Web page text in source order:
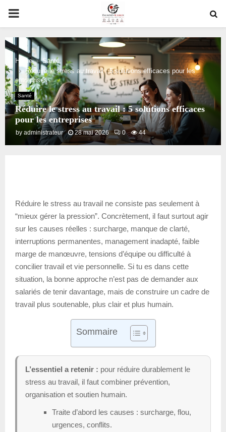
PRIMARY
MENU
Home
Santé
Réduire le stress au travail : 5 solutions efficaces pour les
entreprises
Santé
Réduire le stress au travail : 5 solutions efficaces
pour les entreprises
by administrateur 28 mai 2026 0 44
Réduire le stress au travail ne consiste pas seulement à
“mieux gérer la pression”. Concrètement, il faut surtout agir
sur les causes réelles : surcharge, manque de clarté,
interruptions permanentes, management inadapté, faible
marge de manœuvre, tensions d’équipe ou difficulté à
concilier travail et vie personnelle. Si tu es dans cette
situation, la bonne approche n’est pas de demander aux
salariés de tenir davantage, mais de construire un cadre de
travail plus soutenable, plus clair et plus humain.
Sommaire
L’essentiel a retenir : pour réduire durablement le
stress au travail, il faut combiner prévention,
organisation et soutien humain.
Traite d’abord les causes : surcharge, flou,
urgences, conflits.